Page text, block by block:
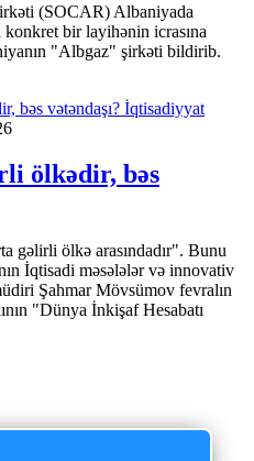
(SOCAR) Albaniyada
bir layihənin icrasına
"Albgaz" şirkəti bildirib.
İqtisadiyyat
ölkədir, bəs
gəlirli ölkə arasındadır". Bunu
İqtisadi məsələlər və innovativ
Şahmar Mövsümov fevralın
"Dünya İnkişaf Hesabatı